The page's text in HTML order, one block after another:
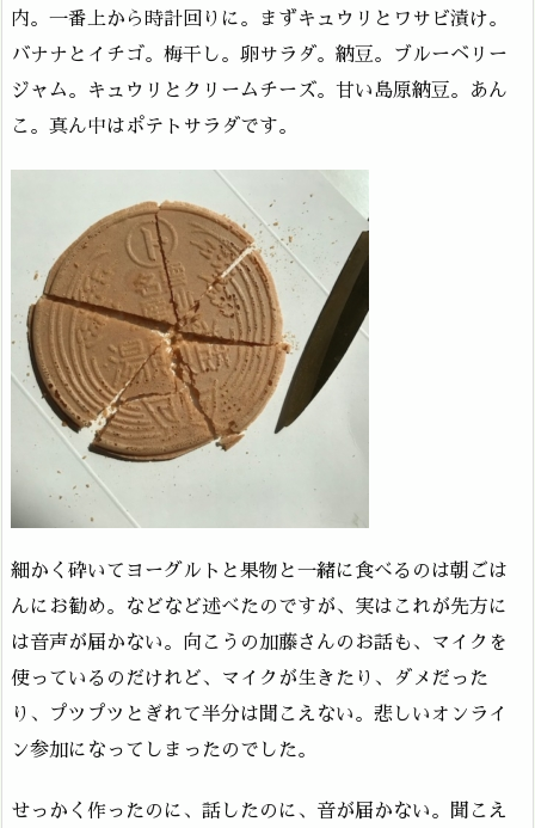
内。一番上から時計回りに。まずキュウリとワサビ漬け。
バナナとイチゴ。梅干し。卵サラダ。納豆。ブルーベリー
ジャム。キュウリとクリームチーズ。甘い島原納豆。あん
こ。真ん中はポテトサラダです。
細かく砕いてヨーグルトと果物と一緒に食べるのは朝ごは
んにお勧め。などなど述べたのですが、実はこれが先方に
は音声が届かない。向こうの加藤さんのお話も、マイクを
使っているのだけれど、マイクが生きたり、ダメだった
り、プツプツとぎれて半分は聞こえない。悲しいオンライ
ン参加になってしまったのでした。
せっかく作ったのに、話したのに、音が届かない。聞こえ